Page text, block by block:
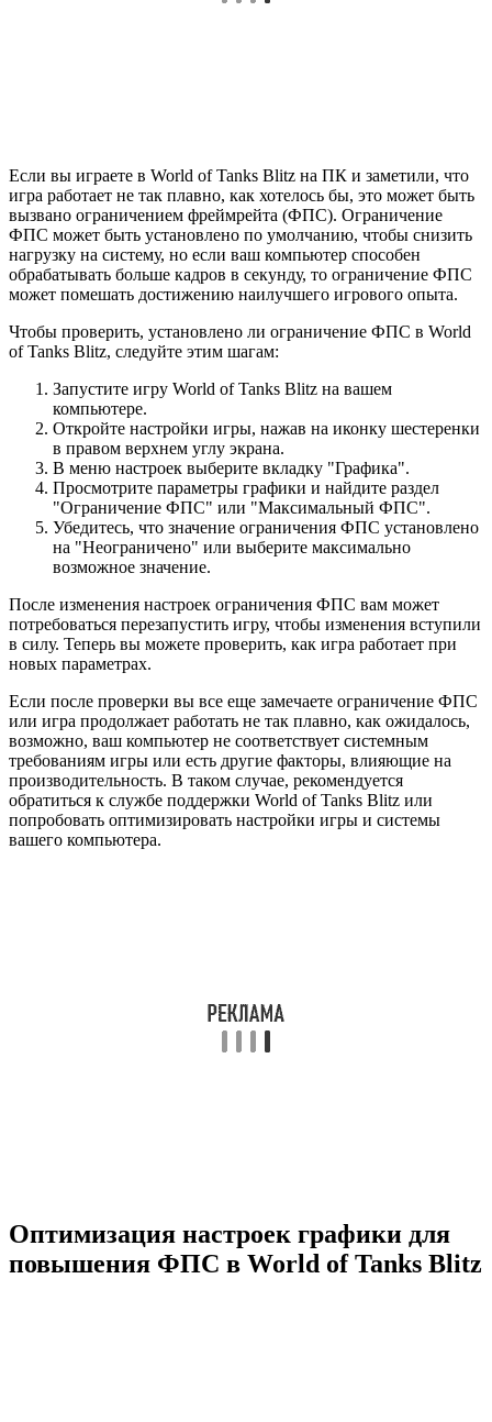
Если вы играете в World of Tanks Blitz на ПК и заметили, что
игра работает не так плавно, как хотелось бы, это может быть
вызвано ограничением фреймрейта (ФПС). Ограничение
ФПС может быть установлено по умолчанию, чтобы снизить
нагрузку на систему, но если ваш компьютер способен
обрабатывать больше кадров в секунду, то ограничение ФПС
может помешать достижению наилучшего игрового опыта.
Чтобы проверить, установлено ли ограничение ФПС в World
of Tanks Blitz, следуйте этим шагам:
Запустите игру World of Tanks Blitz на вашем
компьютере.
Откройте настройки игры, нажав на иконку шестеренки
в правом верхнем углу экрана.
В меню настроек выберите вкладку "Графика".
Просмотрите параметры графики и найдите раздел
"Ограничение ФПС" или "Максимальный ФПС".
Убедитесь, что значение ограничения ФПС установлено
на "Неограничено" или выберите максимально
возможное значение.
После изменения настроек ограничения ФПС вам может
потребоваться перезапустить игру, чтобы изменения вступили
в силу. Теперь вы можете проверить, как игра работает при
новых параметрах.
Если после проверки вы все еще замечаете ограничение ФПС
или игра продолжает работать не так плавно, как ожидалось,
возможно, ваш компьютер не соответствует системным
требованиям игры или есть другие факторы, влияющие на
производительность. В таком случае, рекомендуется
обратиться к службе поддержки World of Tanks Blitz или
попробовать оптимизировать настройки игры и системы
вашего компьютера.
Оптимизация настроек графики для
повышения ФПС в World of Tanks Blitz